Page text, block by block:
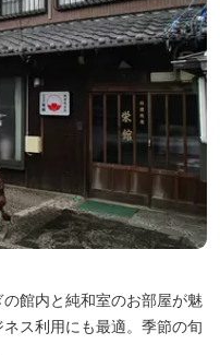
館内と純和室のお部屋が魅
ス利用にも最適。季節の旬